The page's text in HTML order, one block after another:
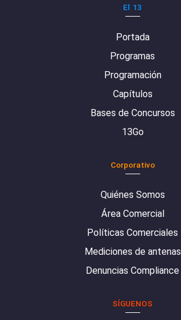
El 13
Portada
Programas
Programación
Capítulos
Bases de Concursos
13Go
Corporativo
Quiénes Somos
Área Comercial
Políticas Comerciales
Mediciones de antenas
Denuncias Compliance
SÍGUENOS